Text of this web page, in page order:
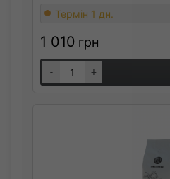
Термін 1 дн.
1 010 грн
- +